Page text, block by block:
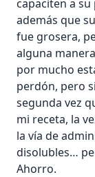
capaciten a
además que
fue grosera,
alguna
por mucho
perdón, pero
segunda vez
mi receta, la
la vía de
disolubles…
Ahorro.